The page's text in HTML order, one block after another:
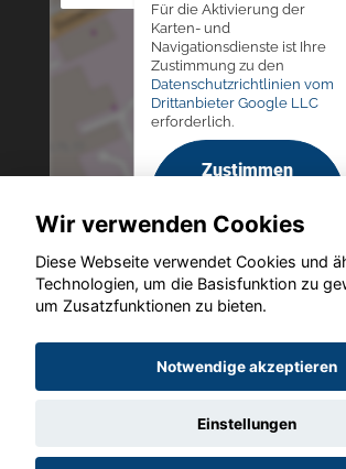
Für die Aktivierung der
Karten- und
Navigationsdienste ist Ihre
Zustimmung zu den
Datenschutzrichtlinien vom
Drittanbieter Google LLC
erforderlich.
Zustimmen
aktivieren
Copyright © 2026. Altmann
Wir verwenden Cookies
Diese Webseite verwendet Cookies und
Technologien, um die Basisfunktion zu
um Zusatzfunktionen zu bieten.
Notwendige akzeptieren
Einstellungen